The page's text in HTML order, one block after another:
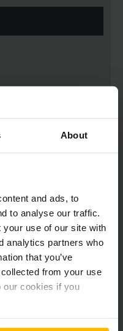
About
and ads, to
to analyse our traffic.
your use of our site with
analytics partners who
that you’ve
from your use
our cookies if you